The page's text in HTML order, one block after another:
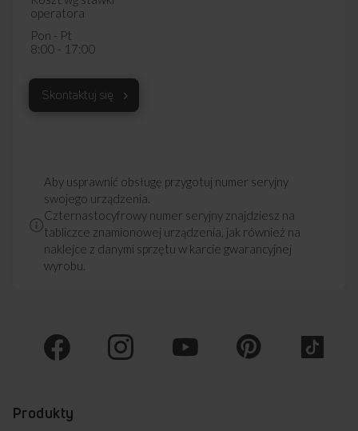
operatora
Pon - Pt
8:00 - 17:00
Skontaktuj się
Aby usprawnić obsługę przygotuj numer seryjny
swojego urządzenia.
Czternastocyfrowy numer seryjny znajdziesz na
tabliczce znamionowej urządzenia, jak również na
naklejce z danymi sprzętu w karcie gwarancyjnej
wyrobu.
Produkty